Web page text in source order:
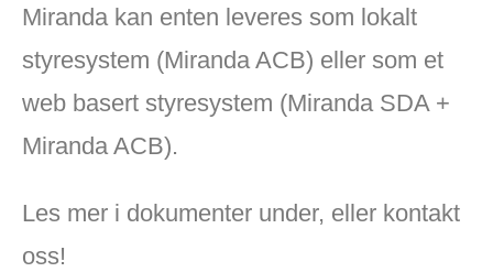
Miranda kan enten leveres som lokalt
styresystem (Miranda ACB) eller som et
web basert styresystem (Miranda SDA +
Miranda ACB).
Les mer i dokumenter under, eller kontakt
oss!